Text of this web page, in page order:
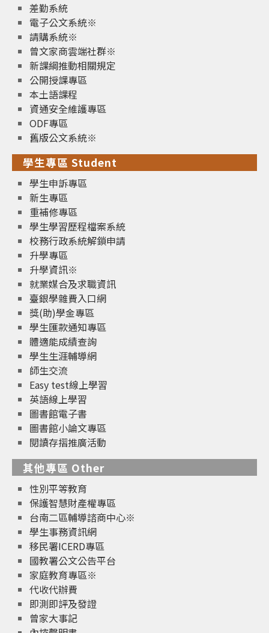
差勤系統
電子公文系統※
請購系統※
曾文家商雲端社群※
新課綱推動相關規定
公開授課專區
本土語課程
資通安全維護專區
ODF專區
舊版公文系統※
學生專區 Student
學生申訴專區
新生專區
重補修專區
學生學習歷程檔案系統
校務行政系統解鎖申請
升學專區
升學資訊※
就業媒合及求職資訊
臺銀學雜費入口網
獎(助)學金專區
學生匯款通知專區
體適能成績查詢
學生生涯輔導網
師生交流
Easy test線上學習
英語線上學習
圖書館電子書
圖書館小論文專區
閱讀存摺推廣活動
其他專區 Other
性別平等教育
保護智慧財產權專區
台南二區輔導諮商中心※
學生事務資訊網
移民署ICERD專區
國教署公文公告平台
家庭教育專區※
代收代辦費
即測即評及發證
曾家大事記